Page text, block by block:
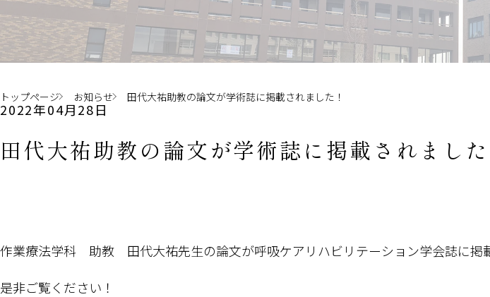
トップページ お知らせ 田代大祐助教の論文が学術誌に掲載されました！
2022年04月28日
田代大祐助教の論文が学術誌に掲載されました
作業療法学科 助教 田代大祐先生の論文が呼吸ケアリハビリテーション学会誌に掲
是非ご覧ください！